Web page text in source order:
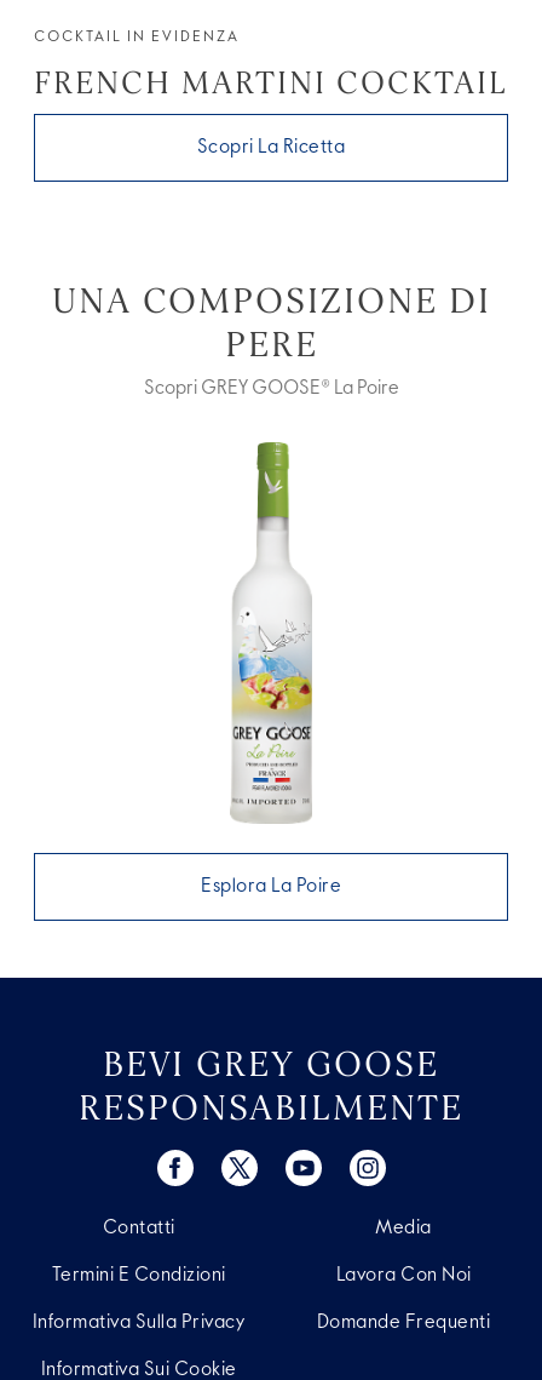
COCKTAIL IN EVIDENZA
FRENCH MARTINI COCKTAIL
Scopri La Ricetta
UNA COMPOSIZIONE DI
PERE
Scopri GREY GOOSE® La Poire
Esplora La Poire
BEVI GREY GOOSE
RESPONSABILMENTE
Contatti
Termini E Condizioni
Informativa Sulla Privacy
Informativa Sui Cookie
Media
Lavora Con Noi
Domande Frequenti